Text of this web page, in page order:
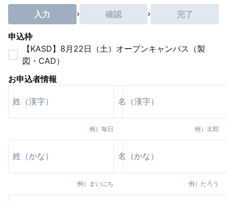
入力 確認 完了
申込枠
【KASD】8月22日（土）オープンキャンパス（製
図・CAD）
お申込者情報
例） 毎日 例） 太郎
例） まいにち 例） たろう